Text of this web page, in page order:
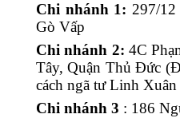
Chi nhánh 1: 297/
Gò Vấp
Chi nhánh 2: 4C
Tây, Quận Thủ Đức
cách ngã tư Linh
Chi nhánh 3 : 186